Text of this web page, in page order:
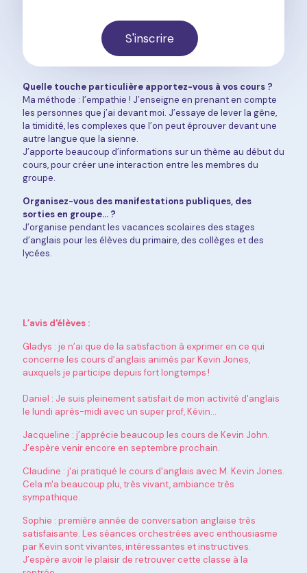
S'inscrire
Quelle touche particulière apportez-vous à vos cours ?
Ma méthode : l’empathie ! J’enseigne en prenant en compte
les personnes que j’ai devant moi. J’essaye de lever la gêne,
la timidité, les complexes que l’on peut éprouver devant une
autre langue que la sienne.
J’apporte beaucoup d’informations sur un thème au début du
cours, pour créer une interaction entre les membres du
groupe.
Organisez-vous des manifestations publiques, des
sorties en groupe… ?
J’organise pendant les vacances scolaires des stages
d’anglais pour les élèves du primaire, des collèges et des
lycées.
L’avis d'élèves :
Gladys : je n’ai que de la satisfaction à exprimer en ce qui
concerne les cours d’anglais animés par Kevin Jones,
auxquels je participe depuis fort longtemps !
Daniel : Je suis pleinement satisfait de mon activité d'anglais
le lundi après-midi avec un super prof, Kévin…
Jacqueline : j’apprécie beaucoup les cours de Kevin John.
J’espère venir encore en septembre prochain.
Claudine : j'ai pratiqué le cours d'anglais avec M. Kevin Jones.
Cela m'a beaucoup plu, très vivant, ambiance très
sympathique.
Sophie : première année de conversation anglaise très
satisfaisante. Les séances orchestrées avec enthousiasme
par Kevin sont vivantes, intéressantes et instructives.
J’espère avoir le plaisir de retrouver cette classe à la